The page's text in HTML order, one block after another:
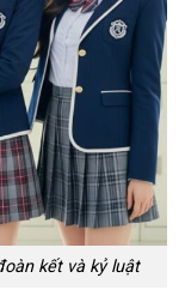
kết và kỷ luật